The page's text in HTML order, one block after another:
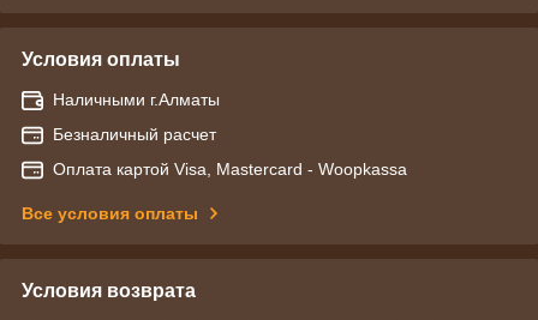
Условия оплаты
Наличными г.Алматы
Безналичный расчет
Оплата картой Visa, Mastercard - Woopkassa
Все условия оплаты
Условия возврата